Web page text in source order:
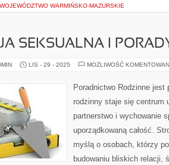
WOJEWÓDZTWO WARMIŃSKO-MAZURSKIE
SEKSUALNA I
LIS - 29 - 2025 MOŻLIWOŚĆ
Poradnictwo Rodzinne
rodzinny staje się centrum
partnerstwo i wychowanie
uporządkowaną całość.
myślą o osobach, którzy
budowaniu bliskich relacji,